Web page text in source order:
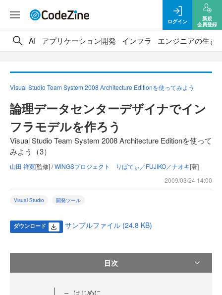
ログイン
新規
会員登録
AI アプリケーション開発 インフラ エンジニアの生き
Visual Studio Team System 2008 Architecture Editionを使ってみよう
論理データセンターデザイナでイン
フラモデルを作ろう
Visual Studio Team System 2008 Architecture Editionを使って
みよう（3）
山田 祥寛[監修] /WINGSプロジェクト りばてぃ／FUJIKO／ナオキ[著]
2009/03/24 14:00
Visual Studio 開発ツール
ダウンロード サンプルファイル (24.8 KB)
目次
はじめに